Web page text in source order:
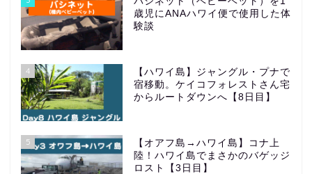
歳児にANAハワイ便で使用した体
験談
4
【ハワイ島】ジャングル・プナで
宿移動。ケイコフォレストさん宅
からルートダウンへ【8日目】
5
【オアフ島→ハワイ島】コナ上
陸！ハワイ島でまさかのバゲッジ
ロスト【3日目】